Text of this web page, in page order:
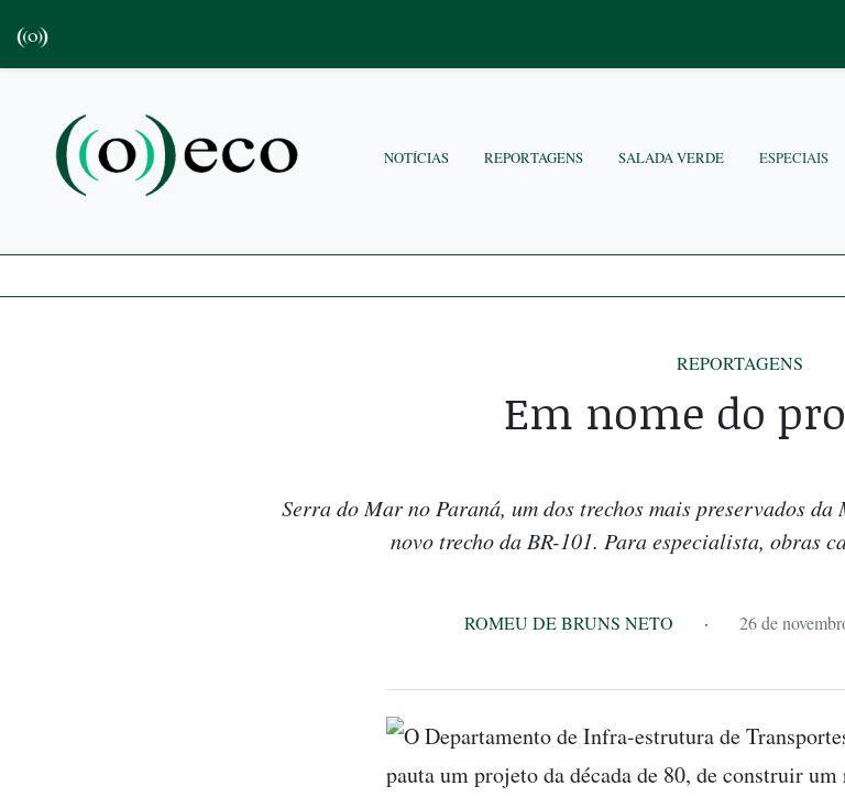
NOTÍCIAS REPORTAGENS SALADA VERDE ESPECIAIS
REPORTAGENS
Em nome do
Serra do Mar no Paraná, um dos trechos mais preservados
novo trecho da BR-101. Para especialista, obras
ROMEU DE BRUNS NETO · 26 de
O Departamento de Infra-estrutura de
pauta um projeto da década de 80, de construir